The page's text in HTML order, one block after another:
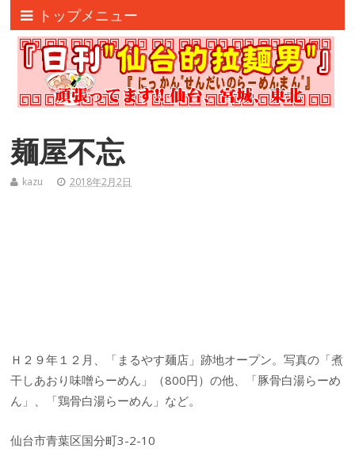
トップメニュー
麺屋不忘
kazu 2018年2月2日
Ｈ２９年１２月、「まるやす麺店」跡地オープン。写真の「煮
干しあおり味噌らーめん」（800円）の他、「豚骨白湯らーめ
ん」、「鶏骨白湯らーめん」など。
仙台市青葉区国分町3-2-10